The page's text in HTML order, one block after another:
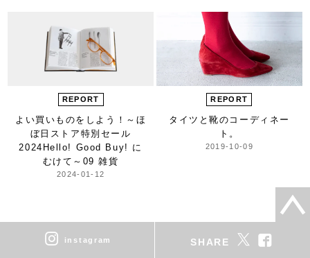
REPORT
よい買いものをしよう！ ～ほ
ぼ日ストア特別セール
2024 Hello! Good Buy! に
むけて～ 09 雑貨
2024-01-12
REPORT
タイツと靴のコーディネー
ト。
2019-10-09
instagram SHARE